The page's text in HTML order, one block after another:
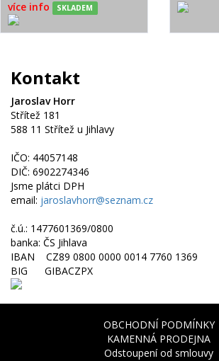
více info SKLADEM
Kontakt
Jaroslav Horr
Střítež 181
588 11 Střítež u Jihlavy
IČO: 44057148
DIČ: 6902274346
Jsme plátci DPH
email: jaroslavhorr@seznam.cz
č.ú.: 1477601369/0800
banka: ČS Jihlava
IBAN CZ89 0800 0000 0014 7760 1369
BIG GIBACZPX
OBCHODNÍ PODMÍNKY
KAMENNÁ PRODEJNA
Odstoupení od smlouvy